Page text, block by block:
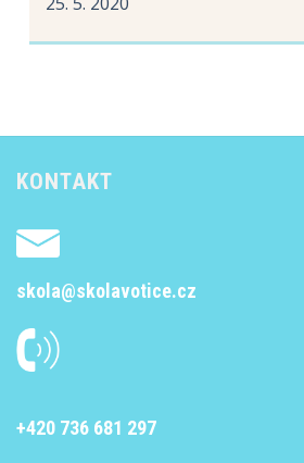
KONTAKT
skola@skolavotice.cz
+420 736 681 297